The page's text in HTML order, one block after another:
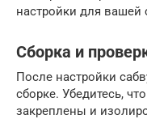
настройки для вашей
Сборка и
После настройки
сборке. Убедитесь,
закреплены и